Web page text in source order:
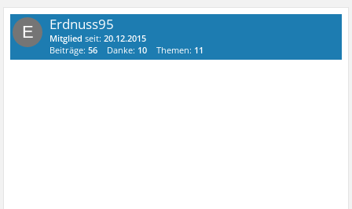
E Erdnuss95
Mitglied seit:20.12.2015
Beiträge:56 Danke: 10 Themen: 11